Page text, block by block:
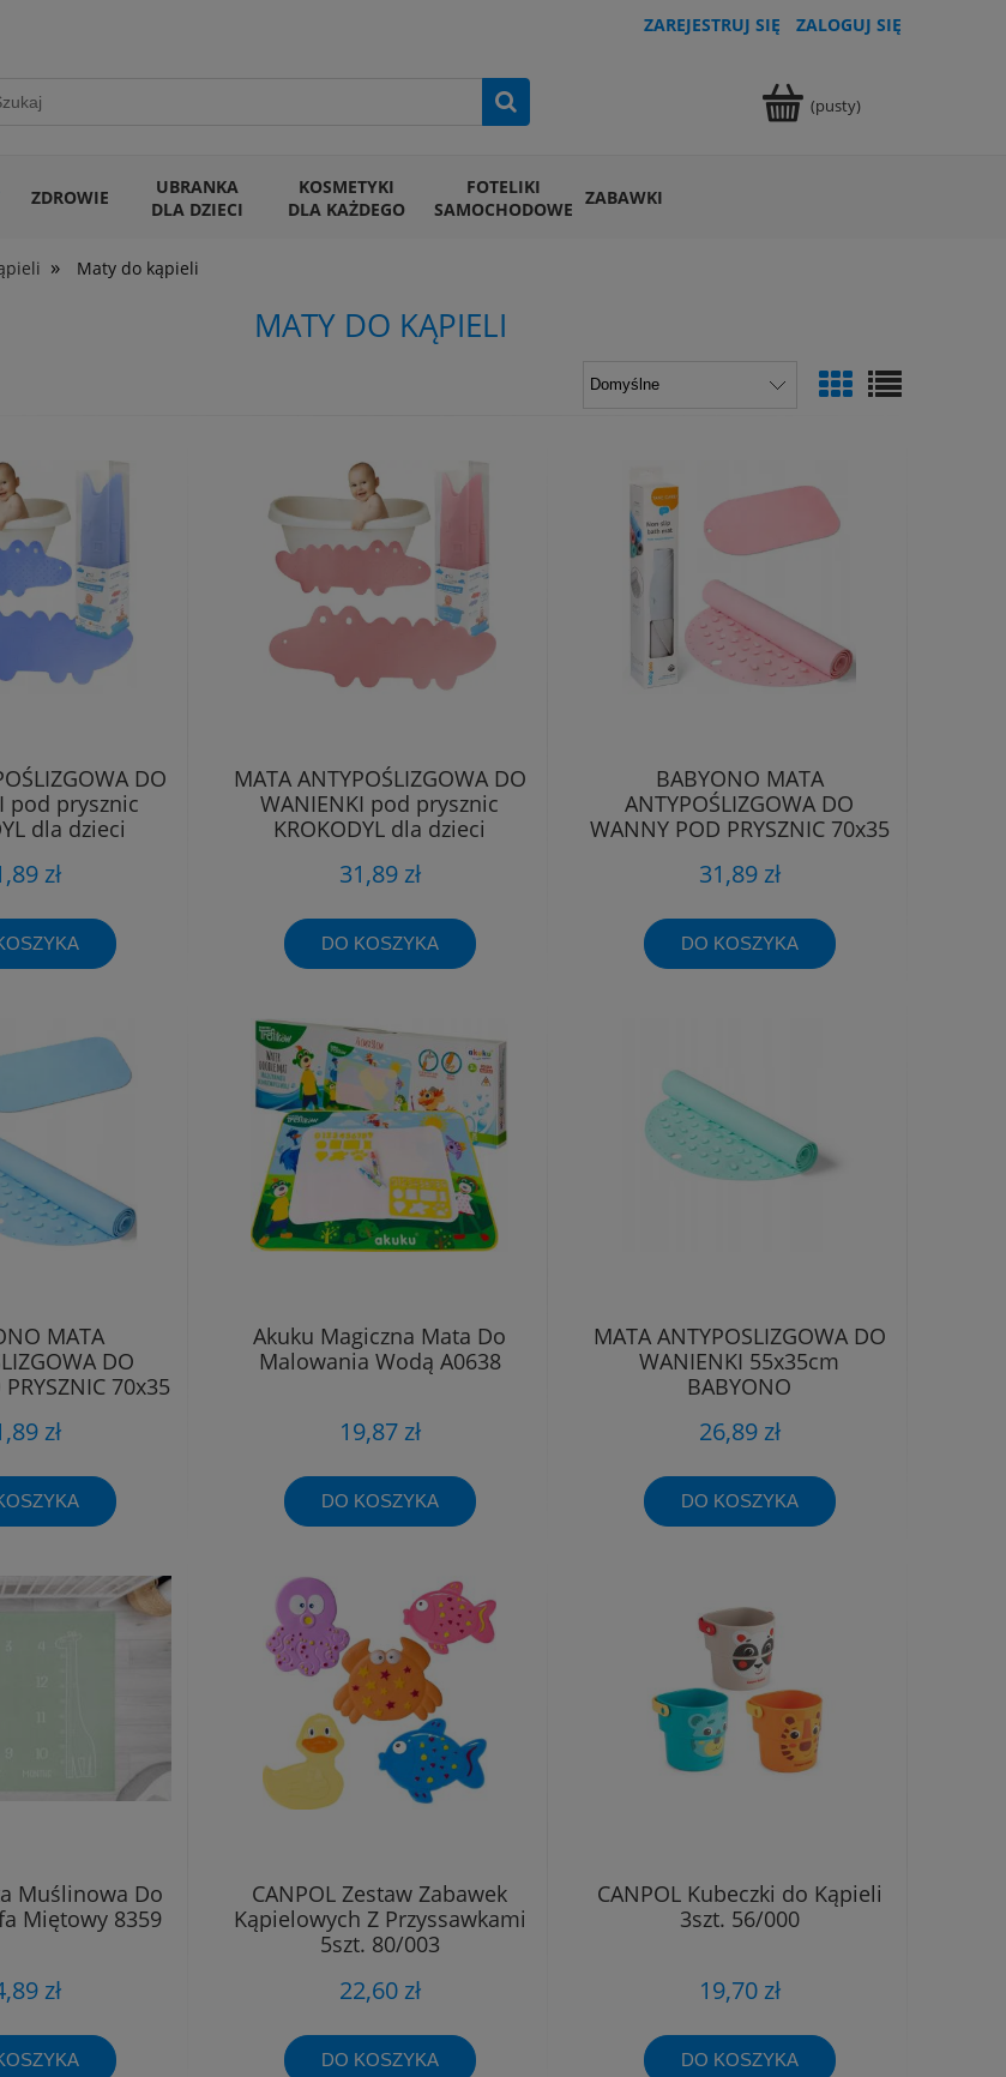
ZAREJESTRUJ SIĘ ZALOGUJ SIĘ
(pusty)
ZDROWIE
UBRANKA
DLA DZIECI
KOSMETYKI
DLA KAŻDEGO
FOTELIKI
SAMOCHODOWE ZABAWKI
» Maty do kąpieli
MATY DO KĄPIELI
DO
pod prysznic
dla dzieci
zł
MATA ANTYPOŚLIZGOWA DO
WANIENKI pod prysznic
KROKODYL dla dzieci
31,89 zł
DO KOSZYKA
BABYONO MATA
ANTYPOŚLIZGOWA DO
WANNY POD PRYSZNIC 70x35
31,89 zł
DO KOSZYKA
MATA
DO
70x35
zł
Akuku Magiczna Mata Do
Malowania Wodą A0638
19,87 zł
DO KOSZYKA
MATA ANTYPOSLIZGOWA DO
WANIENKI 55x35cm
BABYONO
26,89 zł
DO KOSZYKA
Muślinowa Do
Miętowy 8359
zł
CANPOL Zestaw Zabawek
Kąpielowych Z Przyssawkami
5szt. 80/003
22,60 zł
DO KOSZYKA
CANPOL Kubeczki do Kąpieli
3szt. 56/000
19,70 zł
DO KOSZYKA